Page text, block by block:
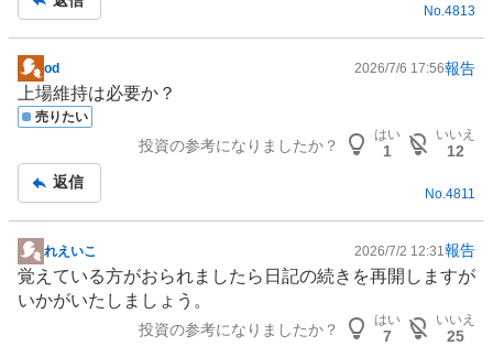
No.4813
掲
示
板
od 2026/7/6 17:56報告
上場維持は必要か？
売りたい
投資の参考になりましたか？
はい
1
いいえ
12
返信
No. 4811
掲
示
板
れえいこ 2026/7/2 12:31 報告
覚えている方がおられましたら日記の続きを再開しますが
いかがいたしましょう。
投資の参考になりましたか？
はい
7
いいえ
25